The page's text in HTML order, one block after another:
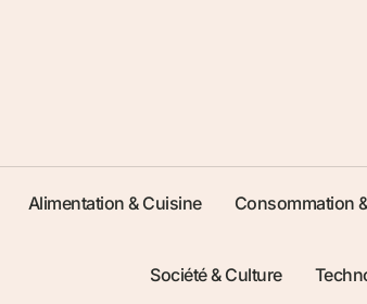
Alimentation & Cuisine Consommation
Société & Culture